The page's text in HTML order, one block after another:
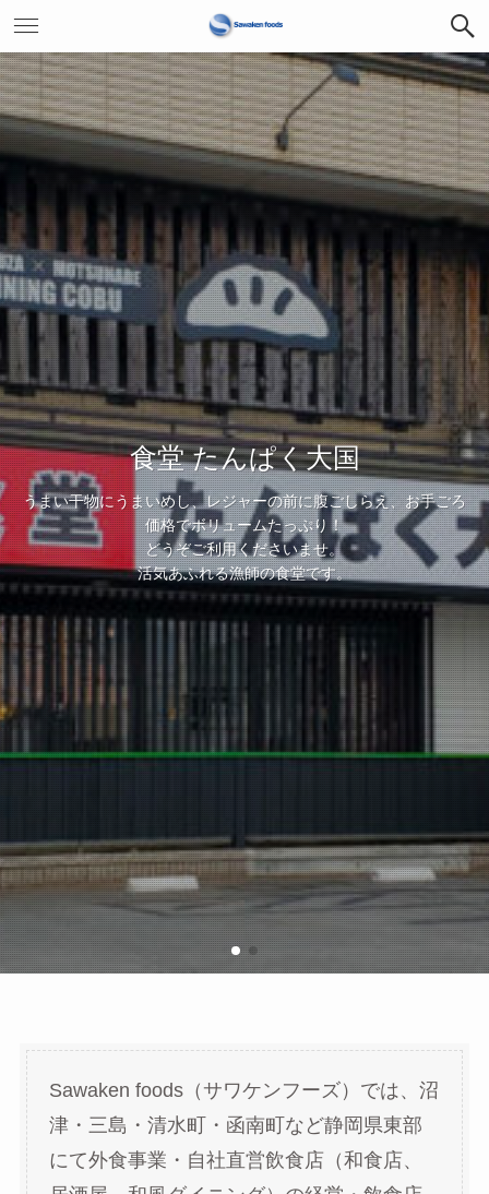
沼津えび食堂 鬼が島
世界最高基準の数量限定のエビ、富士の自然に育まれたブランド
豚、駿河湾の海の幸など、厳選素材が盛り沢山。
体験型！アドベンチャー食堂です。
食堂 たんぱく大国
うまい干物にうまいめし、レジャーの前に腹ごしらえ、お手ごろ
価格でボリュームたっぷり！
どうぞご利用くださいませ。
活気あふれる漁師の食堂です。
Sawaken foods（サワケンフーズ）では、沼
津・三島・清水町・函南町など静岡県東部
にて外食事業・自社直営飲食店（和食店、